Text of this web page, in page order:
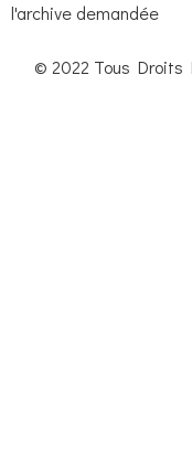
l'archive demandée
© 2022 Tous Droits